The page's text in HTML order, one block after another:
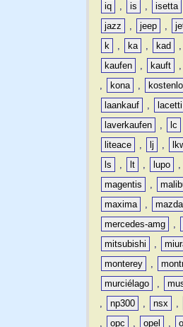
iq
, is , isetta
jazz
, jeep ,
k
, ka , kad ,
kaufen
, kauft ,
,
kona ,
laankauf
, lacetti
laverkaufen
, lc
liteace
, lj ,
ls
, lt , lupo ,
magentis
,
maxima
, mazda
mercedes-amg
,
mitsubishi
,
monterey
,
murciélago
,
,
np300 , nsx ,
,
opc , opel ,